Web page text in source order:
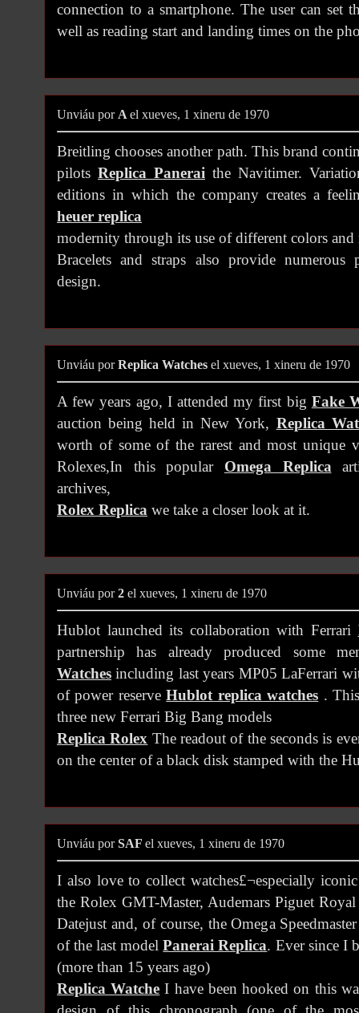
connection to a smartphone. The user can set
well as reading start and landing times on the
Unviáu porAel xueves, 1 xineru de 1970
Breitling chooses another path. This brand
pilots Replica Panerai the Navitimer.
editions in which the company creates a
heuer replica
modernity through its use of different colors and
Bracelets and straps also provide
design.
Unviáu porReplica Watches el xueves, 1 xineru de 1970
A few years ago, I attended my first big Fake
auction being held in New York, Replica
worth of some of the rarest and most unique
Rolexes,In this popular Omega Replica
archives,
Rolex Replica we take a closer look at it.
Unviáu por2 el xueves, 1 xineru de 1970
Hublot launched its collaboration with Ferrari
partnership has already produced some
Watches including last years MP05 LaFerrari
of power reserveHublot replica watches .
three new Ferrari Big Bang models
Replica Rolex The readout of the seconds is
on the center of a black disk stamped with the
Unviáu porSAF el xueves, 1 xineru de 1970
I also love to collect watches£¬especially
the Rolex GMT-Master, Audemars Piguet
Datejust and, of course, the Omega
of the last modelPanerai Replica. Ever since I
(more than 15 years ago)
Replica Watche I have been hooked on this